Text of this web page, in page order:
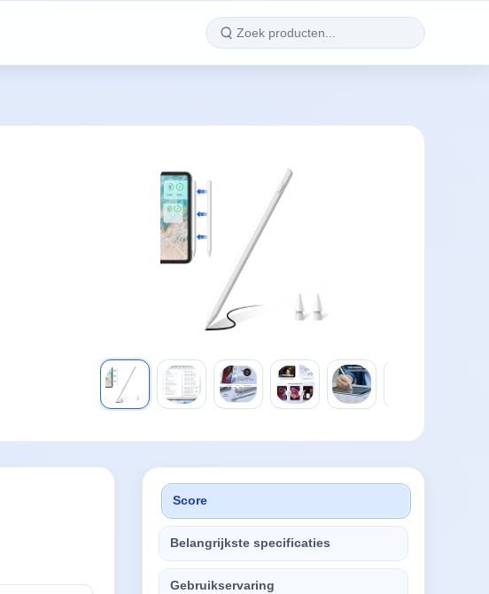
Score
Belangrijkste specificaties
Gebruikservaring